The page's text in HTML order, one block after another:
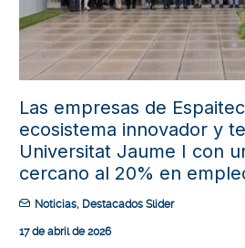
Las empresas de
ecosistema innovador y
Universitat Jaume I con
cercano al 20% en
Noticias, Destacados Slider
17 de abril de 2026